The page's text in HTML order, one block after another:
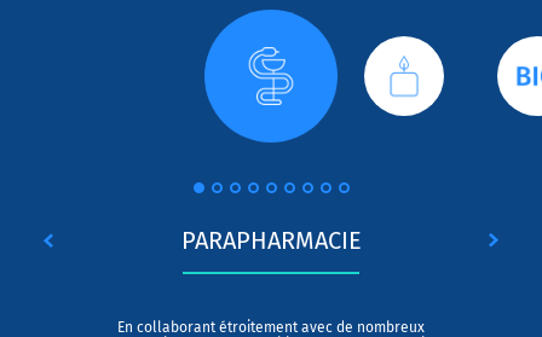
PARAPHARMACIE
En collaborant étroitement avec de nombreux